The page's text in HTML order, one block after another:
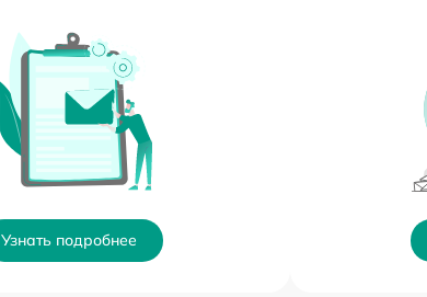
Узнать подробнее